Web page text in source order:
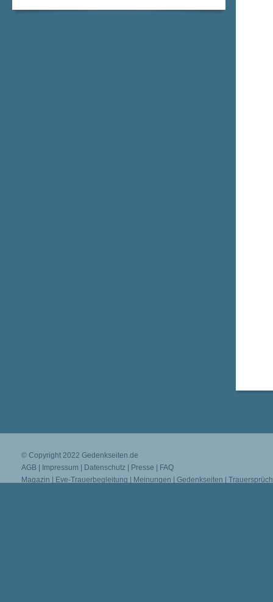
© Copyright 2022 Gedenkseiten.de
AGB
Impressum Datenschutz Presse
FAQ
Magazin
Eve-Trauerbegleitung Meinungen Gedenkseiten